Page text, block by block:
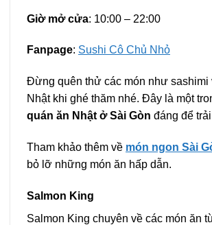
Giờ mở cửa: 10:00 – 22:00
Fanpage: Sushi Cô Chủ Nhỏ
Đừng quên thử các món như sashimi
Nhật khi ghé thăm nhé. Đây là một
quán ăn Nhật ở Sài Gòn đáng để
Tham khảo thêm về món ngon Sài
bỏ lỡ những món ăn hấp dẫn.
Salmon King
Salmon King chuyên về các món ăn